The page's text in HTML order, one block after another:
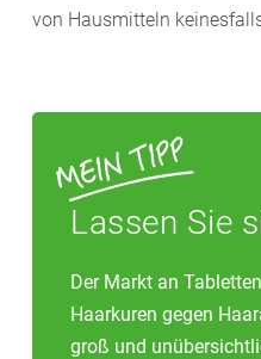
von Hausmitteln
Lassen Sie
Der Markt an
Haarkuren gegen
groß und